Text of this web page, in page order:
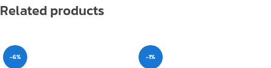
Related products
-6% -1%